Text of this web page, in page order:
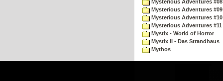
Mysterious Adventures
Mysterious Adventures
Mysterious Adventures
Mysterious Adventures
Mystix - World of Horror
Mystix II - Das Strandhaus
Mythos